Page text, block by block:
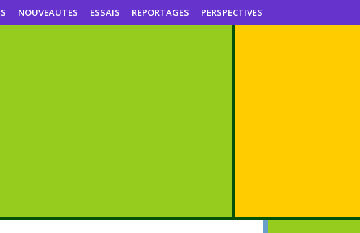
NOUVEAUTES ESSAIS REPORTAGES PERSPECTIVES